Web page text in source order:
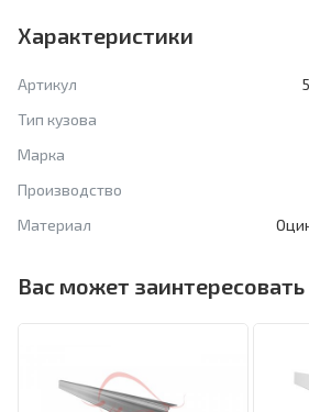
Характеристики
Артикул
Тип кузова
Марка
Производство
Материал
Вас может заинтересовать